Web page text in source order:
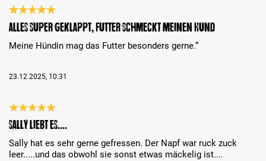
Bewertung mit 5 von 5 Sternen
Alles super geklappt, Futter schmeckt meinen Hund
Meine Hündin mag das Futter besonders gerne.“
23.12.2025, 10:31
Bewertung mit 5 von 5 Sternen
Sally liebt es....
Sally hat es sehr gerne gefressen. Der Napf war ruck zuck
leer.....und das obwohl sie sonst etwas mäckelig ist....